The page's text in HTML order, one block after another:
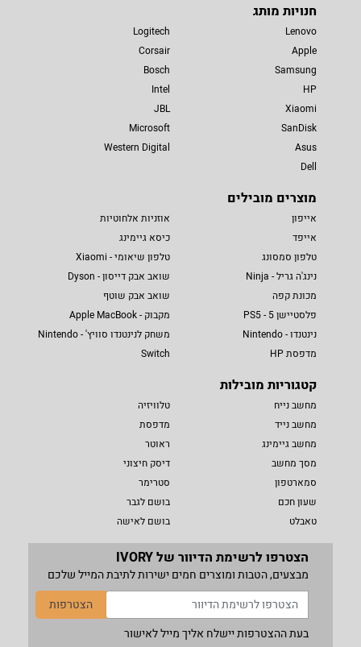
חנויות מותג
Lenovo
Apple
Samsung
HP
Xiaomi
SanDisk
Asus
Dell
Logitech
Corsair
Bosch
Intel
JBL
Microsoft
Western Digital
מוצרים מובילים
אייפון
אייפד
טלפון סמסונג
נינג'ה גריל - Ninja
מכונת קפה
פלסטיישן 5 - PS5
נינטנדו - Nintendo
מדפסת HP
אוזניות אלחוטיות
כיסא גיימינג
טלפון שיאומי - Xiaomi
שואב אבק דייסון - Dyson
שואב אבק שוטף
מקבוק - Apple MacBook
משחק לנינטנדו סוויץ' - Nintendo
Switch
קטגוריות מובילות
מחשב נייח
מחשב נייד
מחשב גיימינג
מסך מחשב
סמארטפון
שעון חכם
טאבלט
טלוויזיה
מדפסת
ראוטר
דיסק חיצוני
סטרימר
בושם לגבר
בושם לאישה
הצטרפו לרשימת הדיוור של IVORY
מבצעים, הטבות ומוצרים חמים ישירות לתיבת המייל שלכם
הצטרפות
בעת ההצטרפות יישלח אליך מייל לאישור